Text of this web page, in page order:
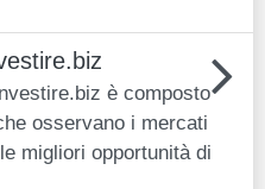
è composto
osservano i mercati
migliori opportunità di